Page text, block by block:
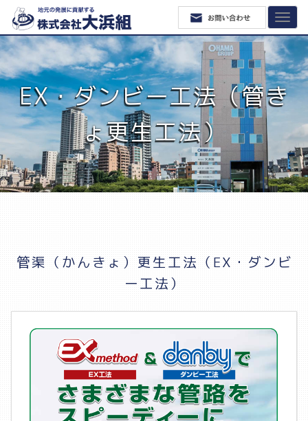
EX・ダンビー工法（管き
ょ更生工法）
管渠（かんきょ）更生工法（EX・ダンビ
ー工法）